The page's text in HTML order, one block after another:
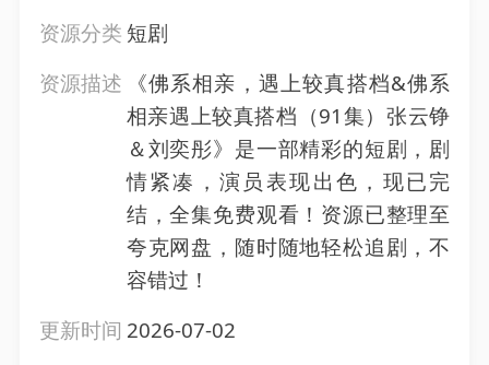
资源分类 短剧
资源描述
《佛系相亲，遇上较真搭档&佛系
相亲遇上较真搭档（91集）张云铮
＆刘奕彤》是一部精彩的短剧，剧
情紧凑，演员表现出色，现已完
结，全集免费观看！资源已整理至
夸克网盘，随时随地轻松追剧，不
容错过！
更新时间 2026-07-02